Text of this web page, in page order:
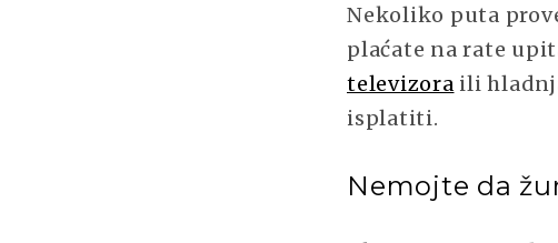
Nekoliko puta
plaćate na rate
televizora ili
isplatiti.
Nemojte da